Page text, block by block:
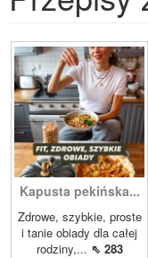
Kapusta pekińska...
Zdrowe, szybkie, proste
i tanie obiady dla całej
rodziny,... ⇖ 283